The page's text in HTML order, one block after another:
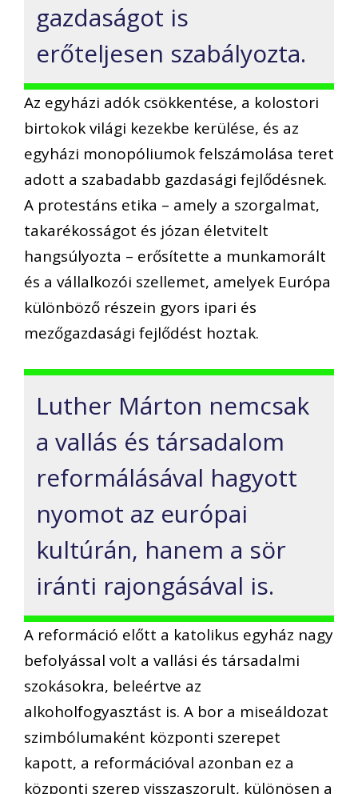
gazdaságot is
erőteljesen szabályozta.
Az egyházi adók csökkentése, a kolostori
birtokok világi kezekbe kerülése, és az
egyházi monopóliumok felszámolása teret
adott a szabadabb gazdasági fejlődésnek.
A protestáns etika – amely a szorgalmat,
takarékosságot és józan életvitelt
hangsúlyozta – erősítette a munkamorált
és a vállalkozói szellemet, amelyek Európa
különböző részein gyors ipari és
mezőgazdasági fejlődést hoztak.
Luther Márton nemcsak
a vallás és társadalom
reformálásával hagyott
nyomot az európai
kultúrán, hanem a sör
iránti rajongásával is.
A reformáció előtt a katolikus egyház nagy
befolyással volt a vallási és társadalmi
szokásokra, beleértve az
alkoholfogyasztást is. A bor a miseáldozat
szimbólumaként központi szerepet
kapott, a reformációval azonban ez a
központi szerep visszaszorult, különösen a